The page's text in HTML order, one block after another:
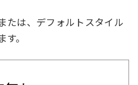
たは、デフォルトスタイル
。